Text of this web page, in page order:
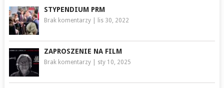
STYPENDIUM PRM
Brak komentarzy| lis 30, 2022
ZAPROSZENIE NA FILM
Brak komentarzy| sty 10, 2025